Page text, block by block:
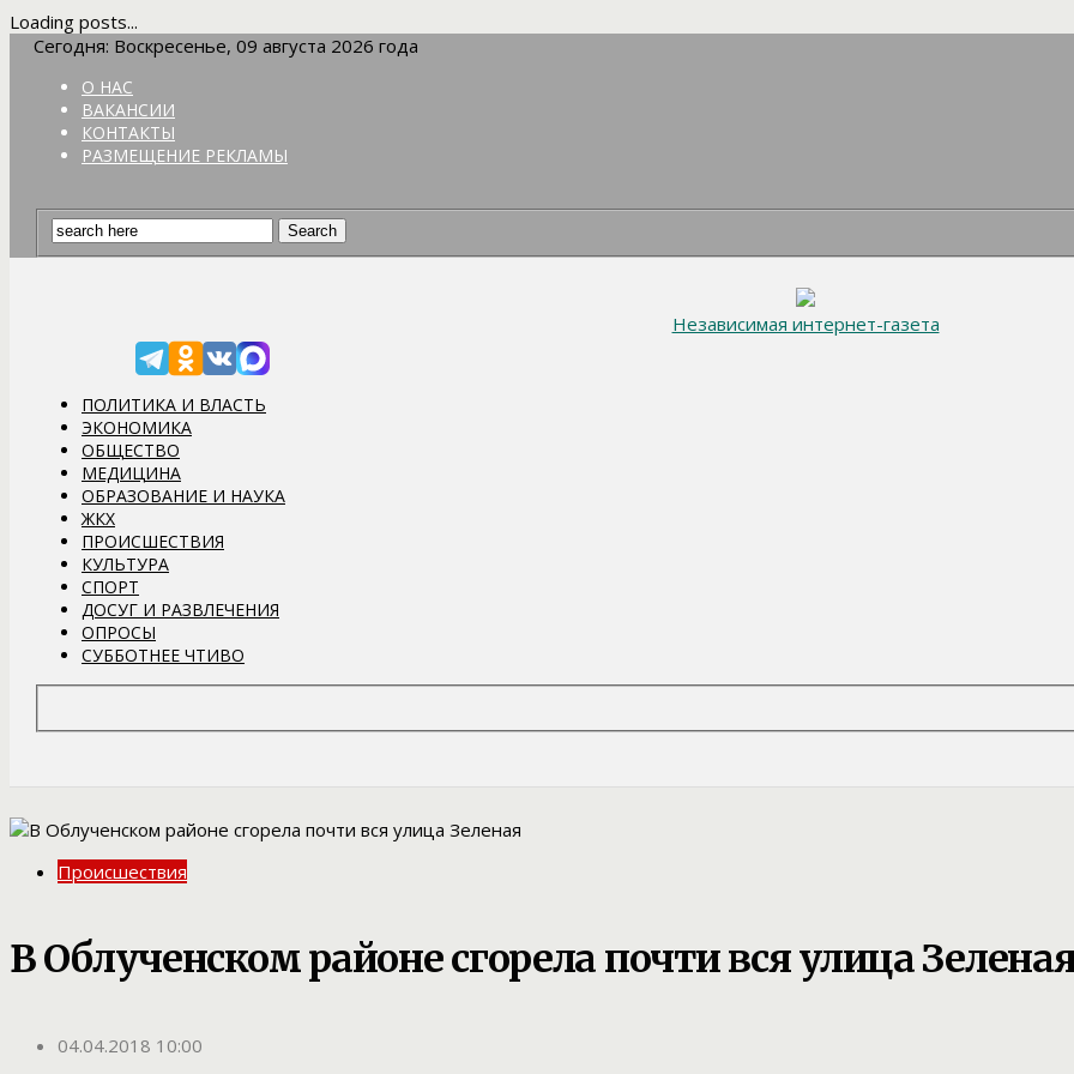
Loading posts...
Сегодня: Воскресенье, 09 августа 2026 года
О НАС
ВАКАНСИИ
КОНТАКТЫ
РАЗМЕЩЕНИЕ РЕКЛАМЫ
Независимая интернет-газета
ПОЛИТИКА И ВЛАСТЬ
ЭКОНОМИКА
ОБЩЕСТВО
МЕДИЦИНА
ОБРАЗОВАНИЕ И НАУКА
ЖКХ
ПРОИСШЕСТВИЯ
КУЛЬТУРА
СПОРТ
ДОСУГ И РАЗВЛЕЧЕНИЯ
ОПРОСЫ
СУББОТНЕЕ ЧТИВО
Происшествия
В Облученском районе сгорела почти вся улица
04.04.2018 10:00